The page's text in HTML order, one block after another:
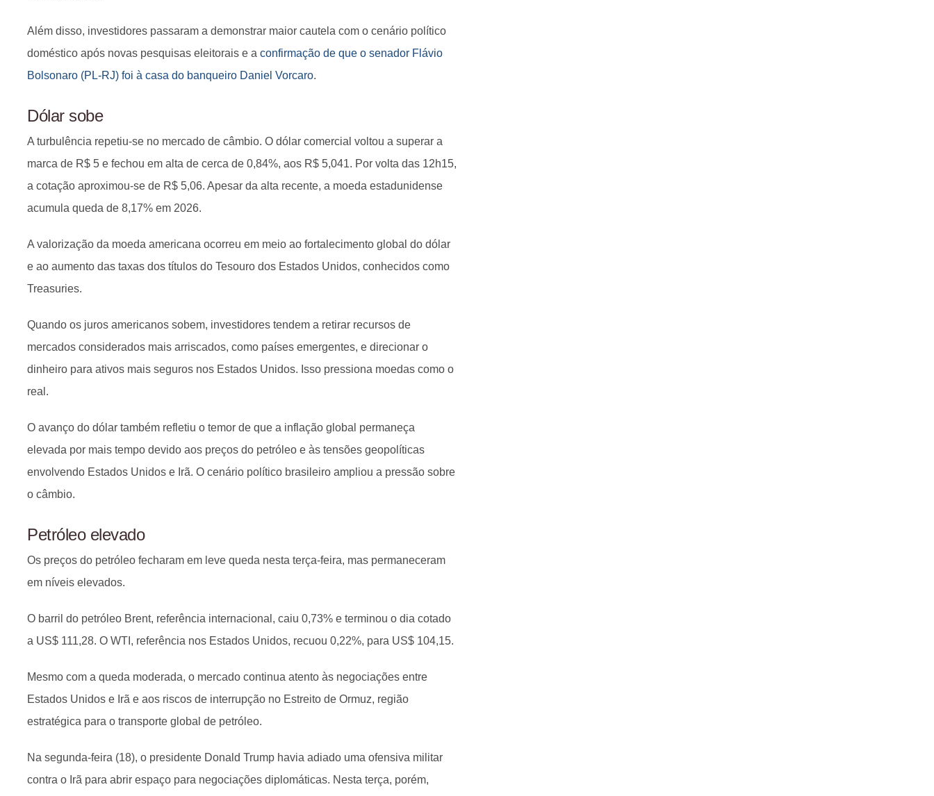
Além disso, investidores passaram a demonstrar maior cautela com o cenário político
doméstico após novas pesquisas eleitorais e a confirmação de que o senador Flávio
Bolsonaro (PL-RJ) foi à casa do banqueiro Daniel Vorcaro.
Dólar sobe
A turbulência repetiu-se no mercado de câmbio. O dólar comercial voltou a superar a
marca de R$ 5 e fechou em alta de cerca de 0,84%, aos R$ 5,041. Por volta das 12h15,
a cotação aproximou-se de R$ 5,06. Apesar da alta recente, a moeda estadunidense
acumula queda de 8,17% em 2026.
A valorização da moeda americana ocorreu em meio ao fortalecimento global do dólar
e ao aumento das taxas dos títulos do Tesouro dos Estados Unidos, conhecidos como
Treasuries.
Quando os juros americanos sobem, investidores tendem a retirar recursos de
mercados considerados mais arriscados, como países emergentes, e direcionar o
dinheiro para ativos mais seguros nos Estados Unidos. Isso pressiona moedas como o
real.
O avanço do dólar também refletiu o temor de que a inflação global permaneça
elevada por mais tempo devido aos preços do petróleo e às tensões geopolíticas
envolvendo Estados Unidos e Irã. O cenário político brasileiro ampliou a pressão sobre
o câmbio.
Petróleo elevado
Os preços do petróleo fecharam em leve queda nesta terça-feira, mas permaneceram
em níveis elevados.
O barril do petróleo Brent, referência internacional, caiu 0,73% e terminou o dia cotado
a US$ 111,28. O WTI, referência nos Estados Unidos, recuou 0,22%, para US$ 104,15.
Mesmo com a queda moderada, o mercado continua atento às negociações entre
Estados Unidos e Irã e aos riscos de interrupção no Estreito de Ormuz, região
estratégica para o transporte global de petróleo.
Na segunda-feira (18), o presidente Donald Trump havia adiado uma ofensiva militar
contra o Irã para abrir espaço para negociações diplomáticas. Nesta terça, porém,